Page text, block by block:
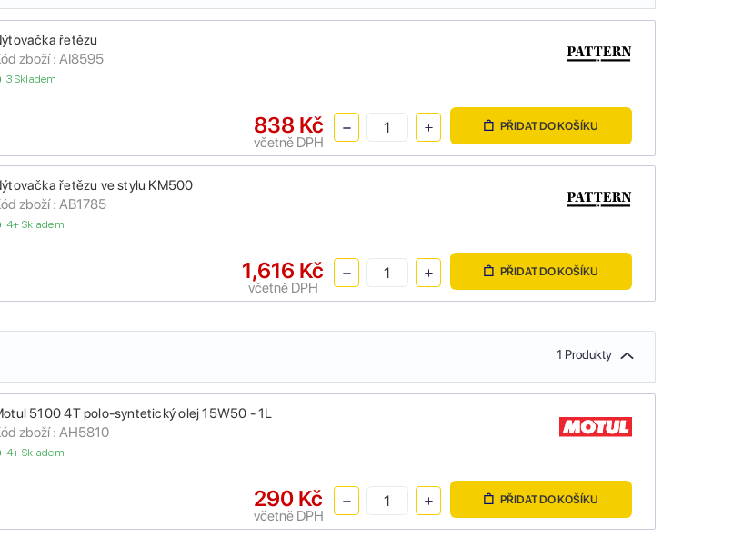
řetězu
zboží : AI8595
3 Skladem
838 Kč
včetně DPH
PŘIDAT DO KOŠÍKU
řetězu ve stylu KM500
zboží : AB1785
4+ Skladem
1,616 Kč
včetně DPH
PŘIDAT DO KOŠÍKU
1 Produkty
5100 4T polo-syntetický olej 15W50 - 1L
zboží : AH5810
4+ Skladem
290 Kč
včetně DPH
PŘIDAT DO KOŠÍKU